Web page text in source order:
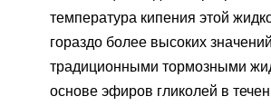
температура кипения этой
гораздо более высоких
традиционными тормозными
основе эфиров гликолей в